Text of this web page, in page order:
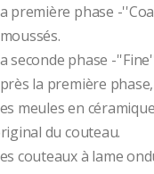
première phase -
seconde phase -
la première
meules en
du couteau.
couteaux à lame